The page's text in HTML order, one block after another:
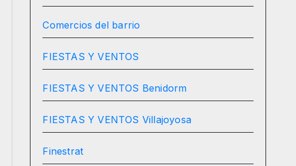
Comercios del barrio
FIESTAS Y VENTOS
FIESTAS Y VENTOS Benidorm
FIESTAS Y VENTOS Villajoyosa
Finestrat